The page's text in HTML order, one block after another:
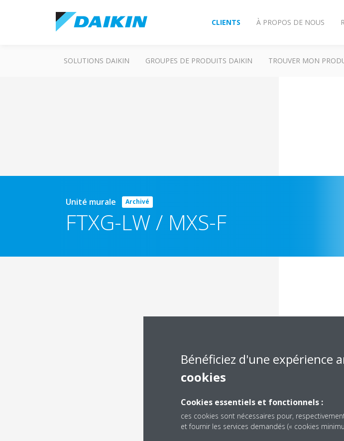
CLIENTS À PROPOS DE NOUS
SOLUTIONS DAIKIN GROUPES DE PRODUITS DAIKIN TROUVER MON
Unité murale Archivé
FTXG-LW / MXS-F
Bénéficiez d'une expérience
cookies
Cookies essentiels et fonctionnels :
ces cookies sont nécessaires pour,
et fournir les services demandés (« cookies